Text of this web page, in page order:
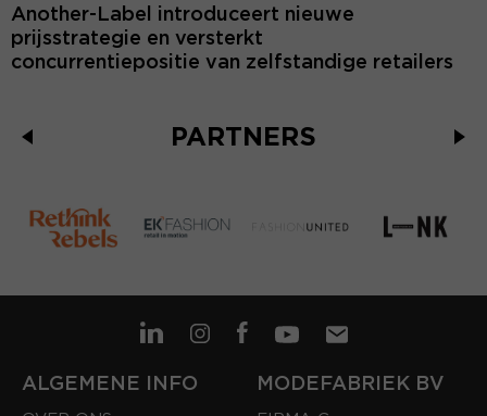
Another-Label introduceert nieuwe
prijsstrategie en versterkt
concurrentiepositie van zelfstandige retailers
PARTNERS
ALGEMENE INFO MODEFABRIEK BV